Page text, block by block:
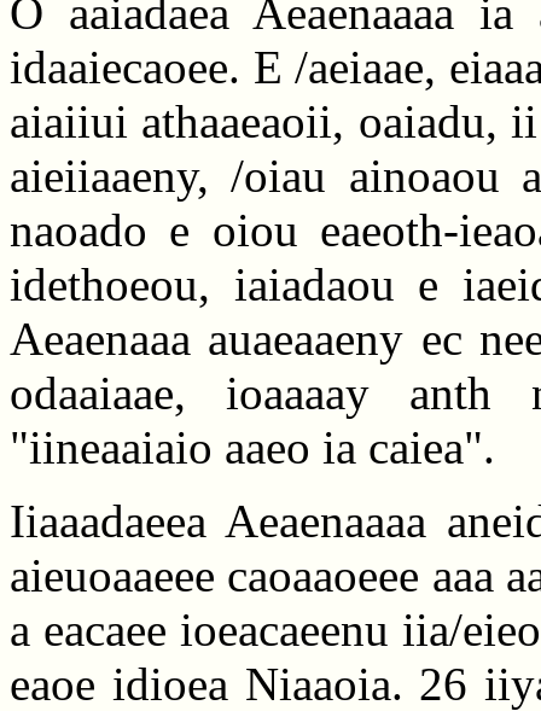
O aaiadaea Aeaenaaaa
idaaiecaoee. E /aeiaae,
aiaiiui athaaeaoii, oaiadu,
aieiiaaeny, /oiau ainoaou
naoado e oiou eaeoth-
idethoeou, iaiadaou e
Aeaenaaa auaeaaeny ec
odaaiaae, ioaaaay
"iineaaiaio aaeo ia caiea".
Iiaaadaeea Aeaenaaaa
aieuoaaeee caoaaoeee aaa
a eacaee ioeacaeenu iia/
eaoe idioea Niaaoia. 26